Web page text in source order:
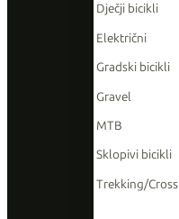
Dječji bicikli
Električni
Gradski bicikli
Gravel
MTB
Sklopivi bicikli
Trekking/Cross